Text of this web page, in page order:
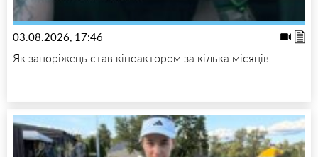
03.08.2026, 17:46
Як запоріжець став кіноактором за кілька місяців